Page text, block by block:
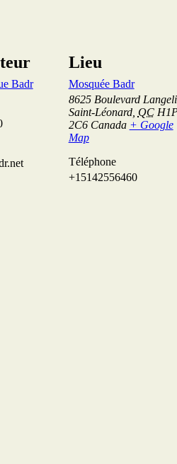
Badr
Lieu
Mosquée Badr
8625 Boulevard
Saint-Léonard, QC
2C6 Canada + Google
Map
Téléphone
+15142556460